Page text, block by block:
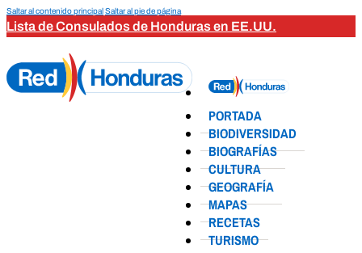
Saltar al contenido principalSaltar al pie de página
Lista de Consulados de Honduras en EE.UU.
PORTADA
BIODIVERSIDAD
BIOGRAFÍAS
CULTURA
GEOGRAFÍA
MAPAS
RECETAS
TURISMO